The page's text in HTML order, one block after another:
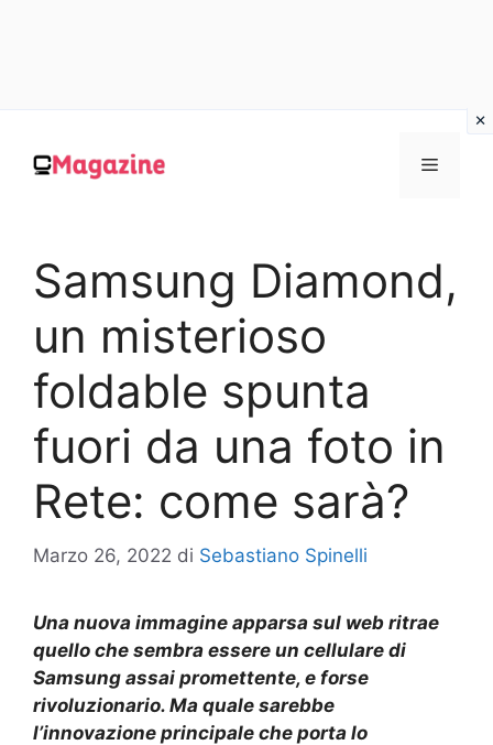
contenuto
MENU
Samsung Diamond,
un misterioso
foldable spunta
fuori da una foto in
Rete: come sarà?
Marzo 26, 2022 di Sebastiano Spinelli
Una nuova immagine apparsa sul web ritrae
quello che sembra essere un cellulare di
Samsung assai promettente, e forse
rivoluzionario. Ma quale sarebbe
l’innovazione principale che porta lo